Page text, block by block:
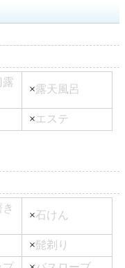
露
×露天風呂
×エステ
×石けん
×髭剃り